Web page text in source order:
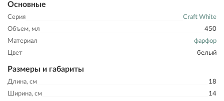
Основные
Серия
Craft White
Объем, мл
450
Материал
фарфор
Цвет
белый
Размеры и габариты
Длина, см
18
Ширина, см
14